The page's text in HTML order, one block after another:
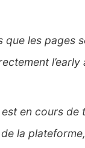
que les pages
l’early
en cours de
la